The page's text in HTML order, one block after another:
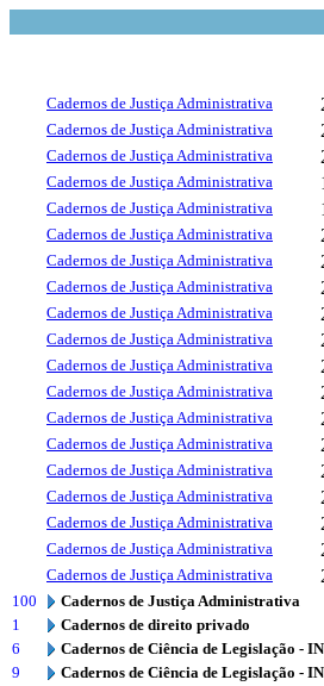
Cadernos de Justiça Administrativa
Cadernos de Justiça Administrativa
Cadernos de Justiça Administrativa
Cadernos de Justiça Administrativa
Cadernos de Justiça Administrativa
Cadernos de Justiça Administrativa
Cadernos de Justiça Administrativa
Cadernos de Justiça Administrativa
Cadernos de Justiça Administrativa
Cadernos de Justiça Administrativa
Cadernos de Justiça Administrativa
Cadernos de Justiça Administrativa
Cadernos de Justiça Administrativa
Cadernos de Justiça Administrativa
Cadernos de Justiça Administrativa
Cadernos de Justiça Administrativa
Cadernos de Justiça Administrativa
Cadernos de Justiça Administrativa
Cadernos de Justiça Administrativa
100
Cadernos de Justiça Administrativa
1
Cadernos de direito privado
6
Cadernos de Ciência de Legislação -
9
Cadernos de Ciência de Legislação -